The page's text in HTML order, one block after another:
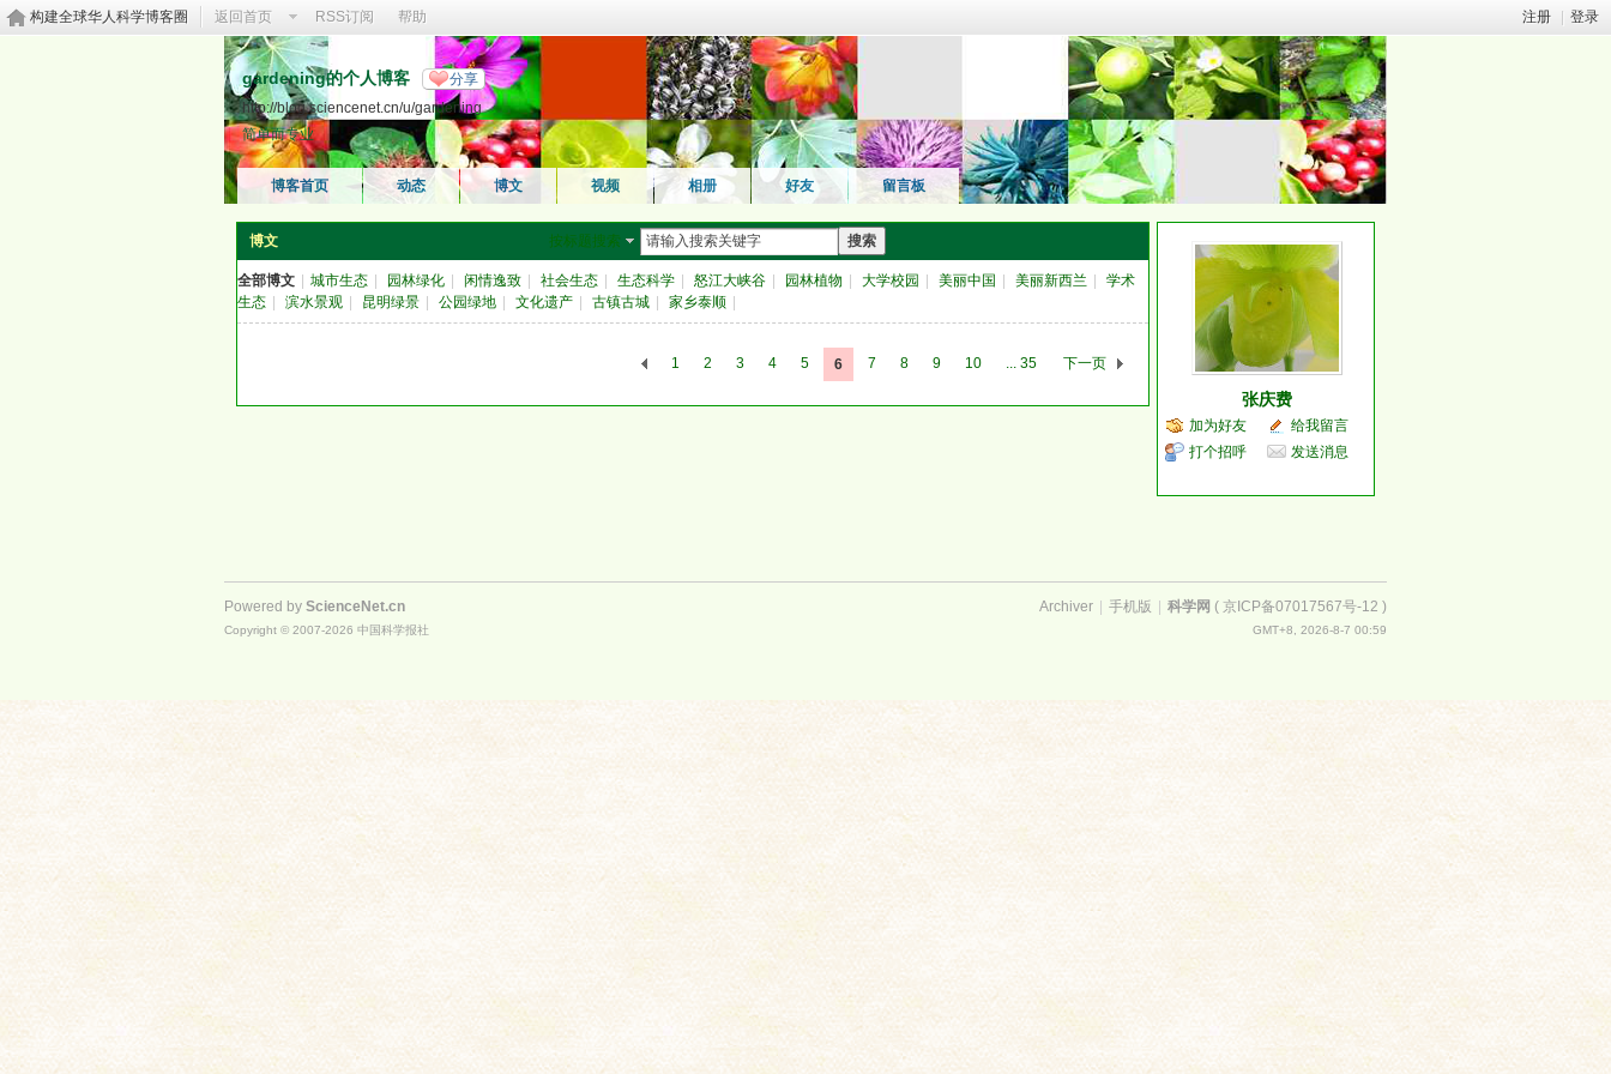
注册 登录
构建全球华人科学博客圈 返回首页 RSS订阅 帮助
gardening的个人博客 分享
http://blog.sciencenet.cn/u/gardening
简单而专业
博客首页 动态 博文 视频 相册 好友 留言板
博文 按标题搜索 搜索
全部博文 城市生态 园林绿化 闲情逸致 社会生态 生态科学 怒江大峡谷 园林植物 大学校园 美丽中国 美丽新西兰
学术
生态
滨水景观 昆明绿景 公园绿地 文化遗产 古镇古城 家乡泰顺
1 2 3 4 5 6 7 8 9 10 ... 35 下一页
张庆费
加为好友
给我留言
打个招呼
发送消息
Archiver 手机版 科学网 ( 京ICP备07017567号-12 )
GMT+8, 2026-8-7 00:59
Powered by ScienceNet.cn
Copyright © 2007-2026 中国科学报社